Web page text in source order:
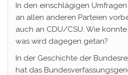
In den einschlägigen
an allen anderen Parteien
auch an CDU/CSU. Wie
was wird dagegen getan?
In der Geschichte der
hat das